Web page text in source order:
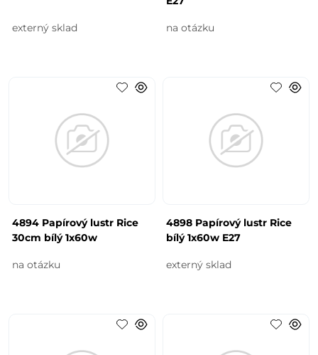
externý sklad na otázku
4894 Papírový lustr Rice
30cm bílý 1x60w
na otázku
4898 Papírový lustr Rice
bílý 1x60w E27
externý sklad